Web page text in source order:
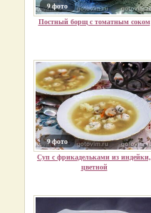
9 фото
Постный борщ с томатным соком
9 фото
Суп с фрикадельками из индейки,
цветной